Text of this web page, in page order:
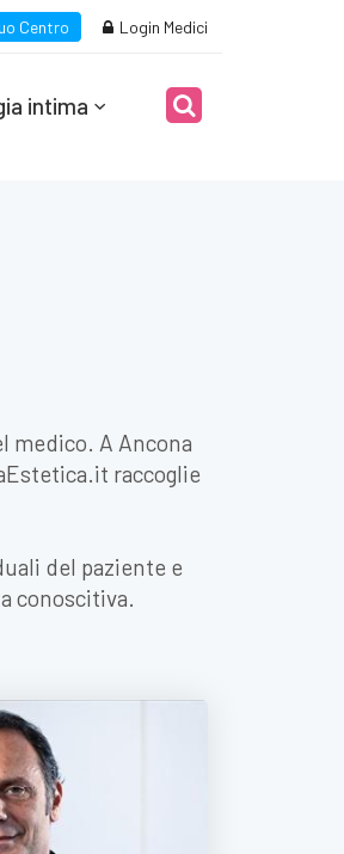
Centro Login Medici
intima
medico. A Ancona
raccoglie
del paziente e
conoscitiva.